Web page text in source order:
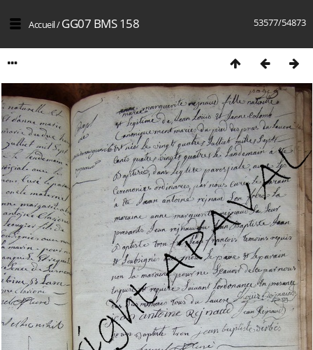
53577/54873
Accueil/GG07 BMS 158